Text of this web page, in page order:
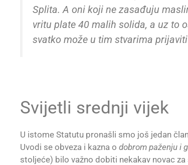
Splita. A oni koji ne zasađuju
vritu plate 40 malih solida, a uz to
svatko može u tim stvarima
Svijetli srednji vijek
U istome Statutu pronašli smo još jedan
Uvodi se obveza i kazna o dobrom paženju i
stoljeće) bilo važno dobiti nekakav novac